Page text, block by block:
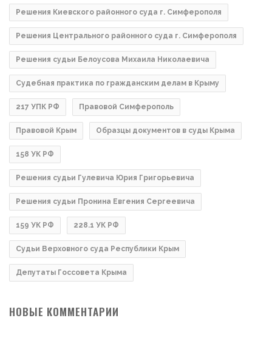
Решения Киевского районного суда г. Симферополя
Решения Центрального районного суда г. Симферополя
Решения судьи Белоусова Михаила Николаевича
Судебная практика по гражданским делам в Крыму
217 УПК РФ Правовой Симферополь
Правовой Крым Образцы документов в суды Крыма
158 УК РФ
Решения судьи Гулевича Юрия Григорьевича
Решения судьи Пронина Евгения Сергеевича
159 УК РФ 228.1 УК РФ
Судьи Верховного суда Республики Крым
Депутаты Госсовета Крыма
НОВЫЕ КОММЕНТАРИИ